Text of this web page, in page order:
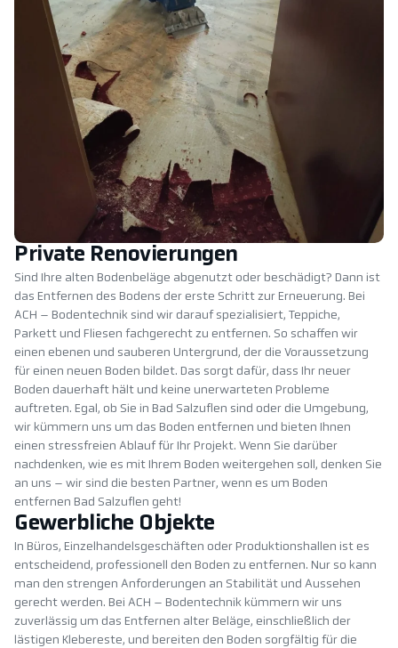
Private Renovierungen
Sind Ihre alten Bodenbeläge abgenutzt oder beschädigt? Dann ist
das Entfernen des Bodens der erste Schritt zur Erneuerung. Bei
ACH – Bodentechnik sind wir darauf spezialisiert, Teppiche,
Parkett und Fliesen fachgerecht zu entfernen. So schaffen wir
einen ebenen und sauberen Untergrund, der die Voraussetzung
für einen neuen Boden bildet. Das sorgt dafür, dass Ihr neuer
Boden dauerhaft hält und keine unerwarteten Probleme
auftreten. Egal, ob Sie in Bad Salzuflen sind oder die Umgebung,
wir kümmern uns um das Boden entfernen und bieten Ihnen
einen stressfreien Ablauf für Ihr Projekt. Wenn Sie darüber
nachdenken, wie es mit Ihrem Boden weitergehen soll, denken Sie
an uns – wir sind die besten Partner, wenn es um Boden
entfernen Bad Salzuflen geht!
Gewerbliche Objekte
In Büros, Einzelhandelsgeschäften oder Produktionshallen ist es
entscheidend, professionell den Boden zu entfernen. Nur so kann
man den strengen Anforderungen an Stabilität und Aussehen
gerecht werden. Bei ACH – Bodentechnik kümmern wir uns
zuverlässig um das Entfernen alter Beläge, einschließlich der
lästigen Klebereste, und bereiten den Boden sorgfältig für die